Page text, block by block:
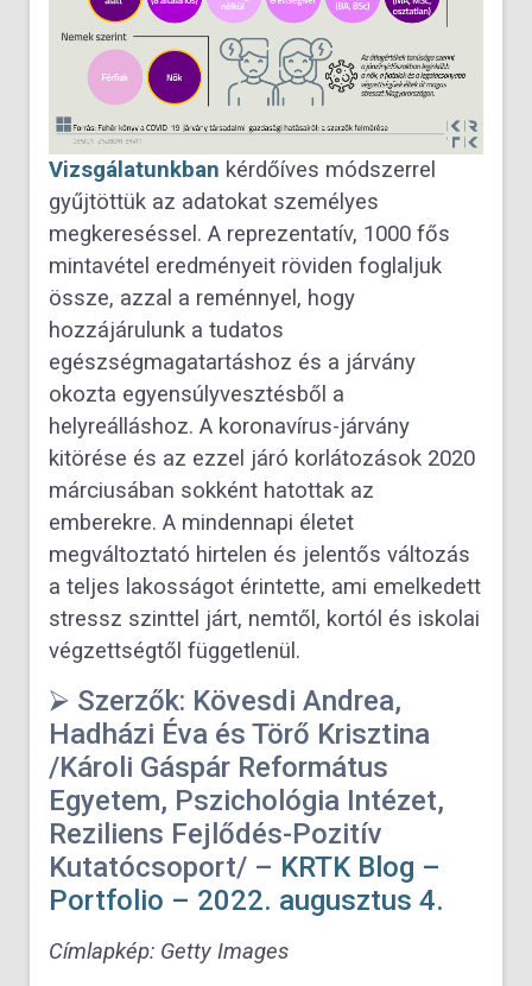
Vizsgálatunkban kérdőíves módszerrel
gyűjtöttük az adatokat személyes
megkereséssel. A reprezentatív, 1000 fős
mintavétel eredményeit röviden foglaljuk
össze, azzal a reménnyel, hogy
hozzájárulunk a tudatos
egészségmagatartáshoz és a járvány
okozta egyensúlyvesztésből a
helyreálláshoz. A koronavírus-járvány
kitörése és az ezzel járó korlátozások 2020
márciusában sokként hatottak az
emberekre. A mindennapi életet
megváltoztató hirtelen és jelentős változás
a teljes lakosságot érintette, ami emelkedett
stressz szinttel járt, nemtől, kortól és iskolai
végzettségtől függetlenül.
⮚ Szerzők: Kövesdi Andrea,
Hadházi Éva és Törő Krisztina
/Károli Gáspár Református
Egyetem, Pszichológia Intézet,
Reziliens Fejlődés-Pozitív
Kutatócsoport/ – KRTK Blog –
Portfolio – 2022. augusztus 4.
Címlapkép: Getty Images